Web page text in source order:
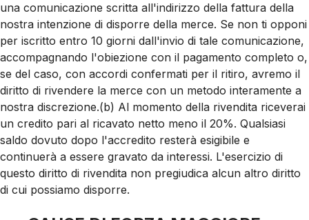
una comunicazione scritta all'indirizzo della fattura della
nostra intenzione di disporre della merce. Se non ti opponi
per iscritto entro 10 giorni dall'invio di tale comunicazione,
accompagnando l'obiezione con il pagamento completo o,
se del caso, con accordi confermati per il ritiro, avremo il
diritto di rivendere la merce con un metodo interamente a
nostra discrezione.(b) Al momento della rivendita riceverai
un credito pari al ricavato netto meno il 20%. Qualsiasi
saldo dovuto dopo l'accredito resterà esigibile e
continuerà a essere gravato da interessi. L'esercizio di
questo diritto di rivendita non pregiudica alcun altro diritto
di cui possiamo disporre.